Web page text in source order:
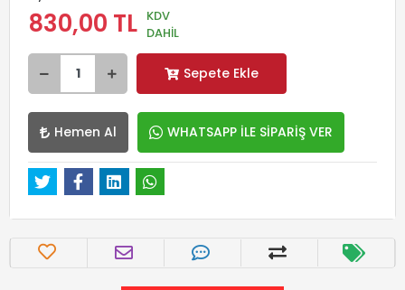
830,00 TL KDV
DAHİL
Sepete Ekle
Hemen Al WHATSAPP İLE SİPARİŞ VER